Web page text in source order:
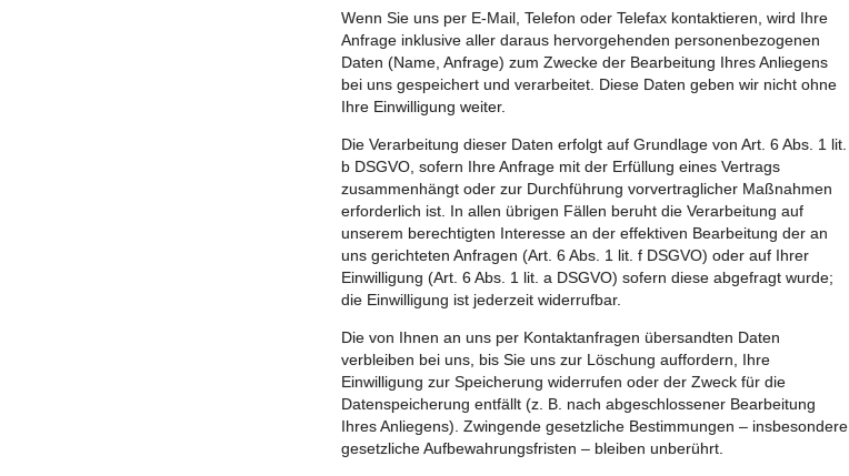
Wenn Sie uns per E-Mail, Telefon oder Telefax kontaktieren, wird Ihre
Anfrage inklusive aller daraus hervorgehenden personenbezogenen
Daten (Name, Anfrage) zum Zwecke der Bearbeitung Ihres Anliegens
bei uns gespeichert und verarbeitet. Diese Daten geben wir nicht ohne
Ihre Einwilligung weiter.
Die Verarbeitung dieser Daten erfolgt auf Grundlage von Art. 6 Abs. 1 lit.
b DSGVO, sofern Ihre Anfrage mit der Erfüllung eines Vertrags
zusammenhängt oder zur Durchführung vorvertraglicher Maßnahmen
erforderlich ist. In allen übrigen Fällen beruht die Verarbeitung auf
unserem berechtigten Interesse an der effektiven Bearbeitung der an
uns gerichteten Anfragen (Art. 6 Abs. 1 lit. f DSGVO) oder auf Ihrer
Einwilligung (Art. 6 Abs. 1 lit. a DSGVO) sofern diese abgefragt wurde;
die Einwilligung ist jederzeit widerrufbar.
Die von Ihnen an uns per Kontaktanfragen übersandten Daten
verbleiben bei uns, bis Sie uns zur Löschung auffordern, Ihre
Einwilligung zur Speicherung widerrufen oder der Zweck für die
Datenspeicherung entfällt (z. B. nach abgeschlossener Bearbeitung
Ihres Anliegens). Zwingende gesetzliche Bestimmungen – insbesondere
gesetzliche Aufbewahrungsfristen – bleiben unberührt.